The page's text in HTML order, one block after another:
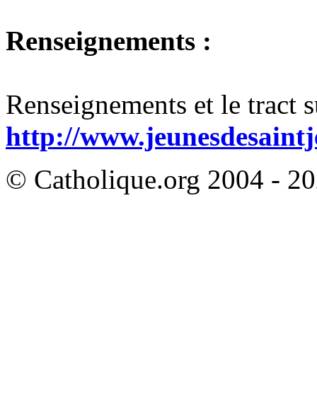
Renseignements :
Renseignements et le tract
http://
© Catholique.org 2004 -